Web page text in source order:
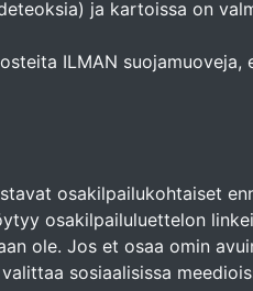
ja kartoissa on
ILMAN suojamuoveja,
osakilpailukohtaiset
osakilpailuluettelon
ole. Jos et osaa omin
sosiaalisissa